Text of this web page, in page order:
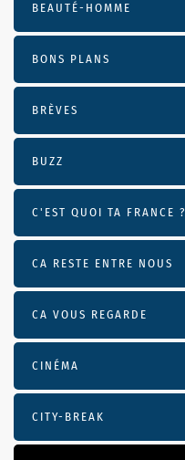
BEAUTÉ-HOMME
BONS PLANS
BRÈVES
BUZZ
C'EST QUOI TA FRANCE ?
CA RESTE ENTRE NOUS
CA VOUS REGARDE
CINÉMA
CITY-BREAK